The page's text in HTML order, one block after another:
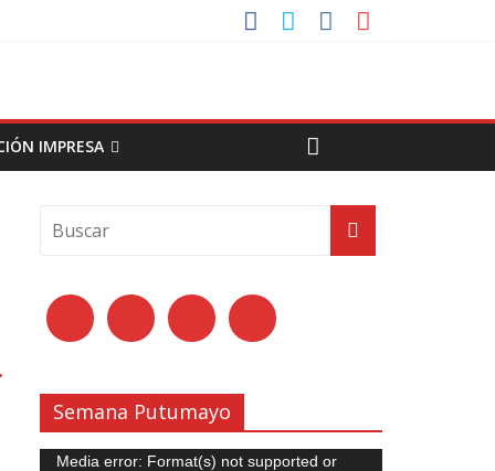
IMPRESA
Semana Putumayo
Reproductor
Media error: Format(s) not supported or